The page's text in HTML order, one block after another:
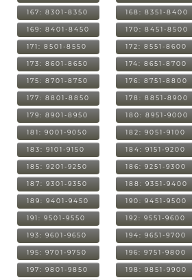
167: 8301-8350 168: 8351-8400
169: 8401-8450 170: 8451-8500
171: 8501-8550 172: 8551-8600
173: 8601-8650 174: 8651-8700
175: 8701-8750 176: 8751-8800
177: 8801-8850 178: 8851-8900
179: 8901-8950 180: 8951-9000
181: 9001-9050 182: 9051-9100
183: 9101-9150 184: 9151-9200
185: 9201-9250 186: 9251-9300
187: 9301-9350 188: 9351-9400
189: 9401-9450 190: 9451-9500
191: 9501-9550 192: 9551-9600
193: 9601-9650 194: 9651-9700
195: 9701-9750 196: 9751-9800
197: 9801-9850 198: 9851-9900